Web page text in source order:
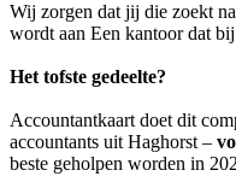
Wij zorgen dat jij die zoekt
wordt aan Een kantoor dat
Het tofste gedeelte?
Accountantkaart doet dit
accountants uit Haghorst –
beste geholpen worden in